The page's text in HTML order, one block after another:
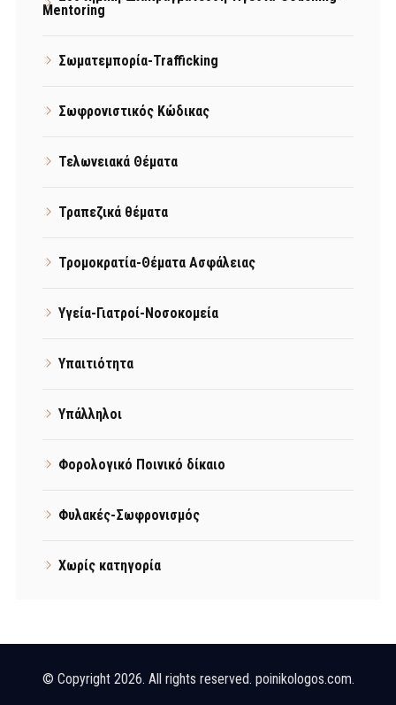
Mentoring
Σωματεμπορία-Trafficking
Σωφρονιστικός Κώδικας
Τελωνειακά Θέματα
Τραπεζικά θέματα
Τρομοκρατία-Θέματα Ασφάλειας
Υγεία-Γιατροί-Νοσοκομεία
Υπαιτιότητα
Υπάλληλοι
Φορολογικό Ποινικό δίκαιο
Φυλακές-Σωφρονισμός
Χωρίς κατηγορία
© Copyright 2026. All rights reserved. poinikologos.com.